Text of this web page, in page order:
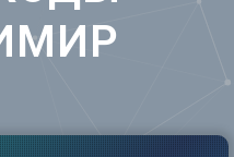
Севастополь
Симферополь
Смоленск